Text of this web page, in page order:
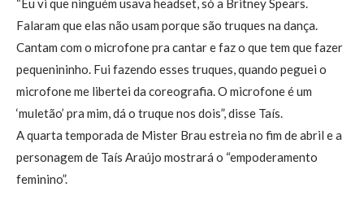
“Eu vi que ninguém usava headset, só a Britney Spears.
Falaram que elas não usam porque são truques na dança.
Cantam com o microfone pra cantar e faz o que tem que fazer
pequenininho. Fui fazendo esses truques, quando peguei o
microfone me libertei da coreografia. O microfone é um
‘muletão’ pra mim, dá o truque nos dois”, disse Taís.
A quarta temporada de Mister Brau estreia no fim de abril e a
personagem de Taís Araújo mostrará o “empoderamento
feminino”.